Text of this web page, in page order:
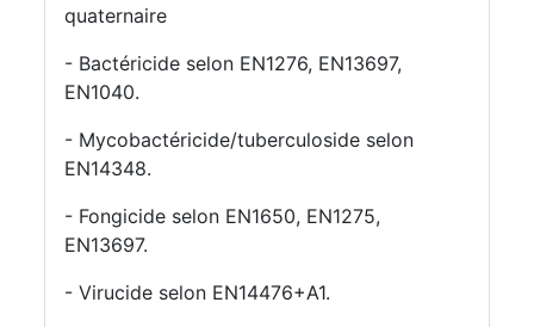
quaternaire
- Bactéricide selon EN1276, EN13697,
EN1040.
- Mycobactéricide/tuberculoside selon
EN14348.
- Fongicide selon EN1650, EN1275,
EN13697.
- Virucide selon EN14476+A1.